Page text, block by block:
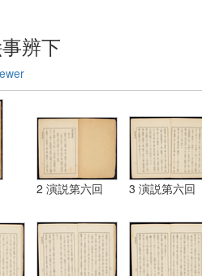
辨下
2 演説第六回 3 演説第六回